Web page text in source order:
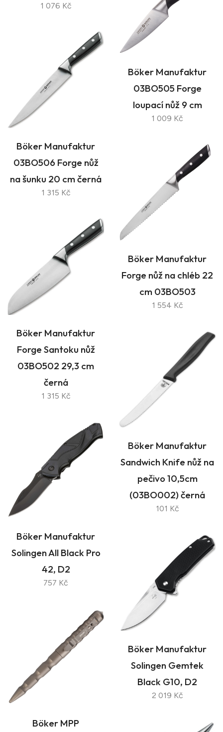
1 076 Kč
Böker Manufaktur
03BO505 Forge
loupací nůž 9 cm
1 009 Kč
Böker Manufaktur
03BO506 Forge nůž
na šunku 20 cm černá
1 315 Kč
Böker Manufaktur
Forge nůž na chléb 22
cm 03BO503
1 554 Kč
Böker Manufaktur
Forge Santoku nůž
03BO502 29,3 cm
černá
1 315 Kč
Böker Manufaktur
Sandwich Knife nůž na
pečivo 10,5cm
(03BO002) černá
101 Kč
Böker Manufaktur
Solingen All Black Pro
42, D2
757 Kč
Böker Manufaktur
Solingen Gemtek
Black G10, D2
2 019 Kč
Böker MPP